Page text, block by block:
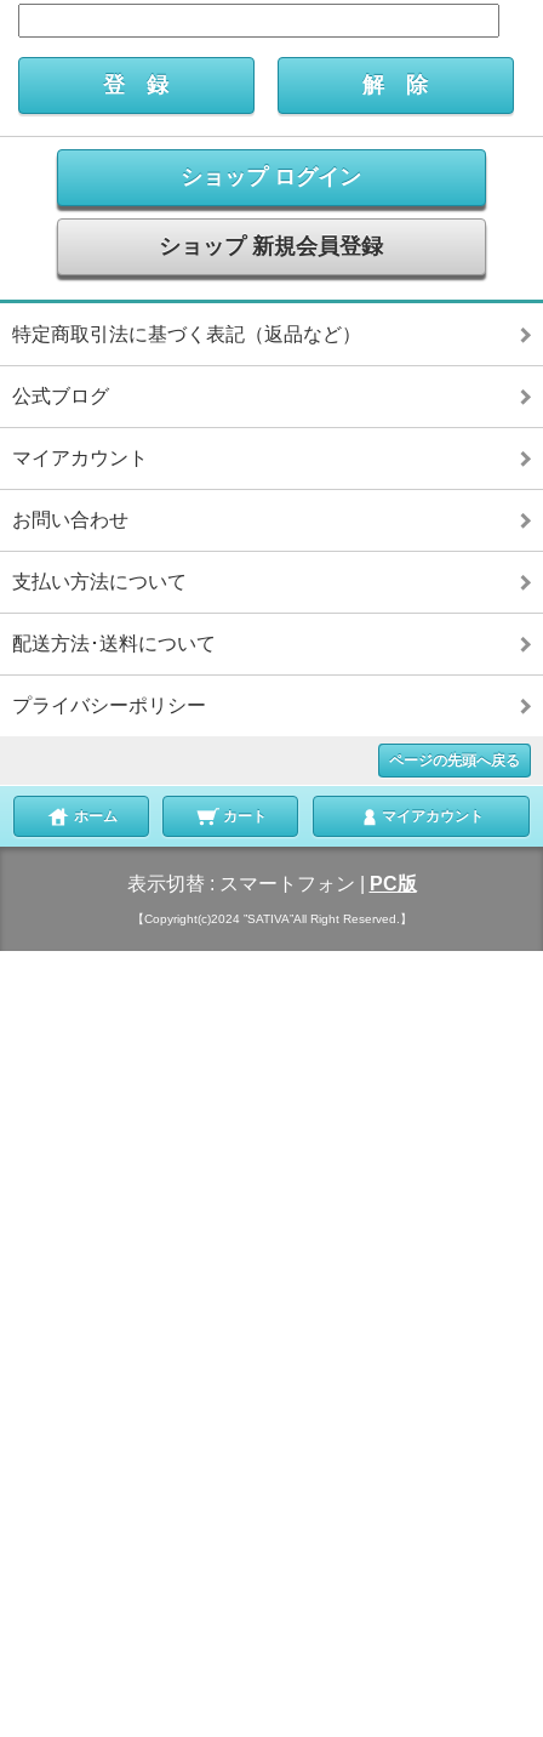
ショップ ログイン
ショップ 新規会員登録
特定商取引法に基づく表記（返品など）
公式ブログ
マイアカウント
お問い合わせ
支払い方法について
配送方法･送料について
プライバシーポリシー
ページの先頭へ戻る
ホーム カート マイアカウント
表示切替 : スマートフォン PC版
【Copyright(c)2024 ”SATIVA”All Right Reserved.】